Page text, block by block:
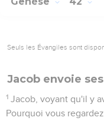
Seuls les Évangiles sont
Jacob envoie
1 Jacob, voyant qu'il y
Pourquoi vous